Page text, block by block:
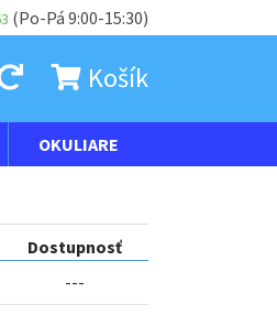
(Po-Pá 9:00-15:30)
Košík
OKULIARE
Dostupnosť
---